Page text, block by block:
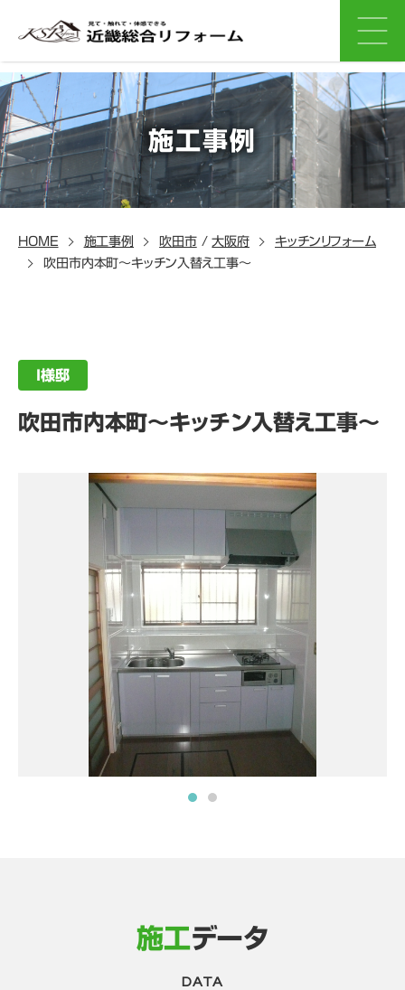
施工事例
HOME 施工事例 吹田市/大阪府
キッチンリフォーム
吹田市内本町～キッチン入替え工事～
I様邸
吹田市内本町～キッチン入替え工事～
施工データ
DATA